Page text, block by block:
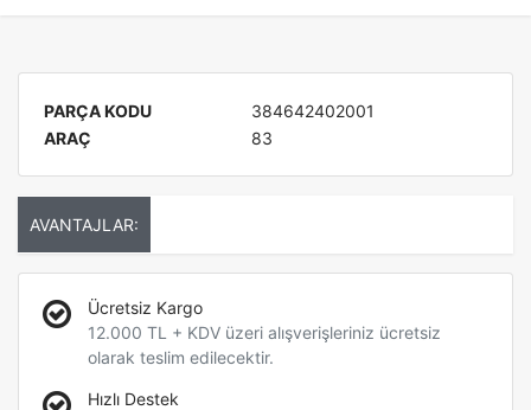
PARÇA KODU
384642402001
ARAÇ
83
AVANTAJLAR:
Ücretsiz Kargo
12.000 TL + KDV üzeri alışverişleriniz ücretsiz
olarak teslim edilecektir.
Hızlı Destek